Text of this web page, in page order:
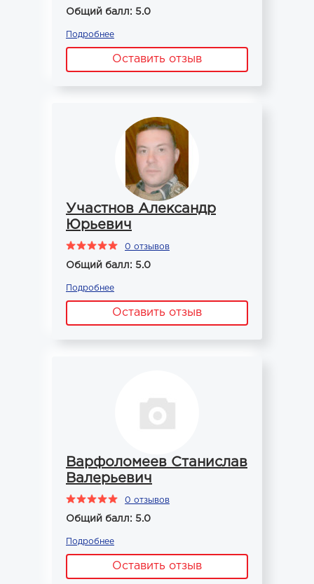
Общий балл: 5.0
Подробнее
Оставить отзыв
Участнов Александр
Юрьевич
0 отзывов
Общий балл: 5.0
Подробнее
Оставить отзыв
Варфоломеев Станислав
Валерьевич
0 отзывов
Общий балл: 5.0
Подробнее
Оставить отзыв